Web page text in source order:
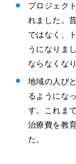
プロジェク
れました。
ではなく、
うになりま
ならなくな
地域の人び
るようにな
す。これま
治療費を教
た。